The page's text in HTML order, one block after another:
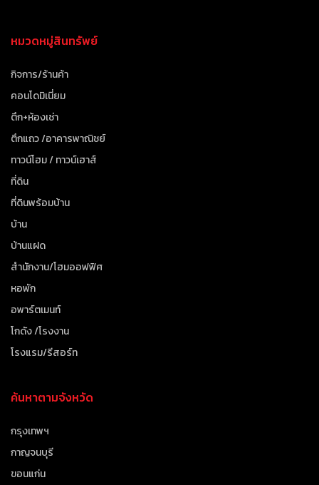
หมวดหมู่สินทรัพย์
กิจการ/ร้านค้า
คอนโดมิเนี่ยม
ตึก+ห้องเช่า
ตึกแถว /อาคารพาณิชย์
ทาวน์โฮม / ทาวน์เฮาส์
ที่ดิน
ที่ดินพร้อมบ้าน
บ้าน
บ้านแฝด
สำนักงาน/โฮมออฟฟิศ
หอพัก
อพาร์ตเมนท์
โกดัง /โรงงาน
โรงแรม/รีสอร์ท
ค้นหาตามจังหวัด
กรุงเทพฯ
กาญจนบุรี
ขอนแก่น